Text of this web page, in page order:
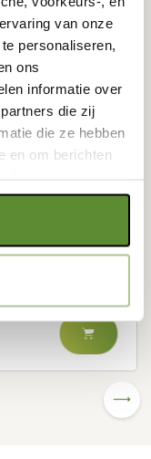
van onze
personaliseren,
ons
informatie over
die zij
die ze hebben
en om berichten
ga je akkoord
Als je niet alle
cookies", wat
cookies klik dan
informatie
-